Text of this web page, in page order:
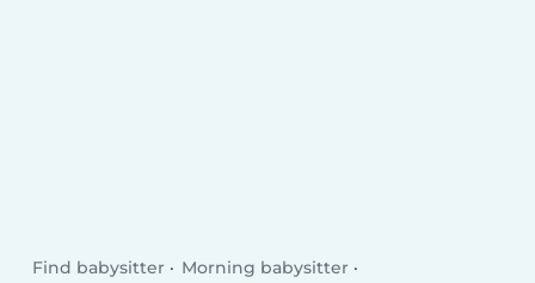
Find babysitter
Morning babysitter